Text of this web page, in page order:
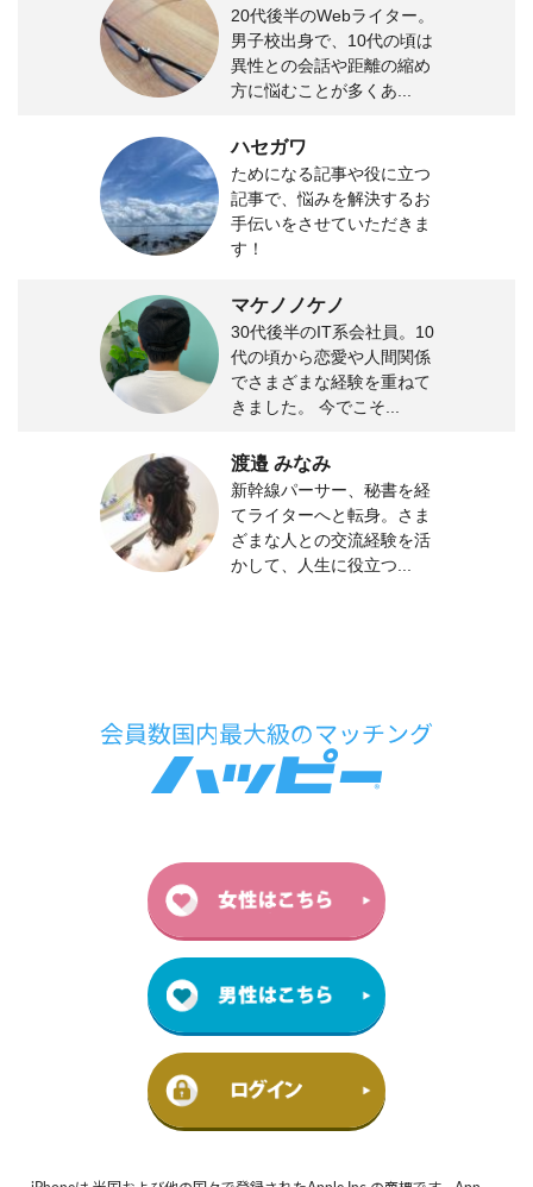
20代後半のWebライター。
男子校出身で、10代の頃は
異性との会話や距離の縮め
方に悩むことが多くあ...
ハセガワ
ためになる記事や役に立つ
記事で、悩みを解決するお
手伝いをさせていただきま
す！
マケノノケノ
30代後半のIT系会社員。10
代の頃から恋愛や人間関係
でさまざまな経験を重ねて
きました。 今でこそ...
渡邉 みなみ
新幹線パーサー、秘書を経
てライターへと転身。さま
ざまな人との交流経験を活
かして、人生に役立つ...